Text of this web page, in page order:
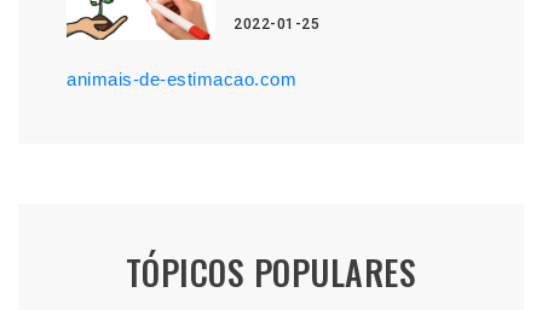
2022-01-25
animais-de-estimacao.com
TÓPICOS POPULARES